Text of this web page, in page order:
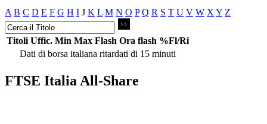
A B C D E F G H I J K L M N O P Q R S T U V W X Y Z
Titoli Uffic. Min Max Flash Ora flash %Fl/Ri
Dati di borsa italiana ritardati di 15 minuti
FTSE Italia All-Share